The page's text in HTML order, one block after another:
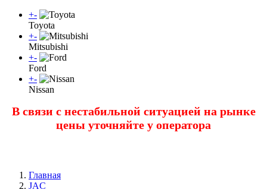
+-
Toyota
+-
Mitsubishi
+-
Ford
+-
Nissan
В связи с нестабильной ситуацией на рынке
цены уточняйте у оператора
Главная
JAC